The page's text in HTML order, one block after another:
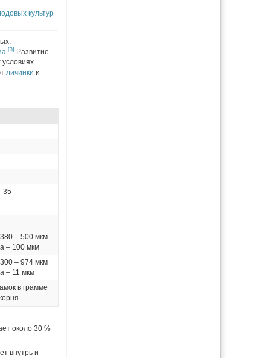
культур
.[3]
Развитие
личинки и
35
– 500 мкм
– 100 мкм
– 974 мкм
– 11 мкм
в грамме
около 30 %
внутрь и